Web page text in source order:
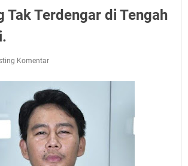
Tak Terdengar di Tengah
Komentar